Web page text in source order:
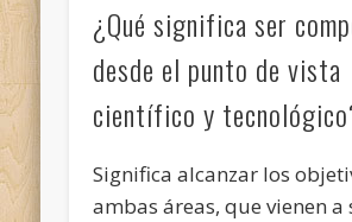
¿Qué significa ser
desde el punto de vista
científico y
Significa alcanzar los
ambas áreas, que vienen a